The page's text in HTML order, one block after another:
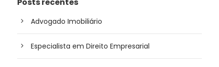
Posts recentes
Advogado Imobiliário
Especialista em Direito Empresarial